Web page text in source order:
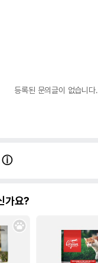
등록된 문의글이 없습니다.
가요?